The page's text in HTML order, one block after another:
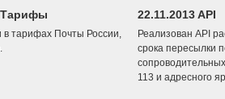
Тарифы
в тарифах Почты России,
22.11.2013 API
Реализован API
срока пересылки
113 и адресного